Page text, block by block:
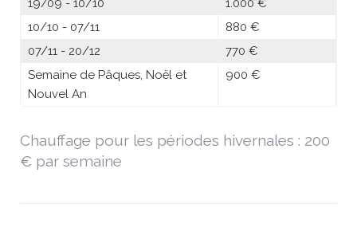
19/09 - 10/10
1.000 €
10/10 - 07/11
880 €
07/11 - 20/12
770 €
Semaine de Pâques, Noël et
Nouvel An
900 €
Chauffage pour les périodes hivernales : 200
€ par semaine